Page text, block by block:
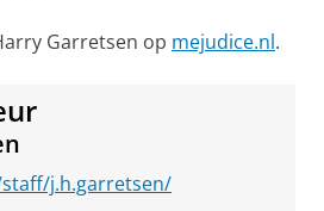
Garretsen op mejudice.nl.
j.h.garretsen/